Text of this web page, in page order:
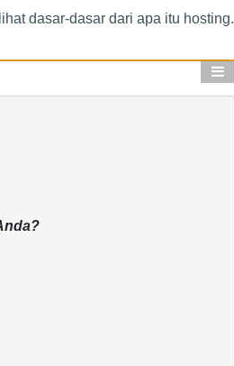
dasar-dasar dari apa itu hosting.